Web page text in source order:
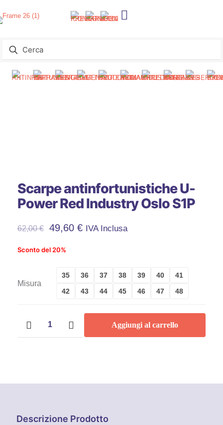
Scarpe antinfortunistiche U-
Power Red Industry Oslo S1P
62,00€ 49,60 € IVA Inclusa
Sconto del 20%
Misura
35 36 37 38 39 40
41
42
43 44 45 46 47 48
antinfortunistiche
U-
S1P
Aggiungi al carrello
Descrizione Prodotto